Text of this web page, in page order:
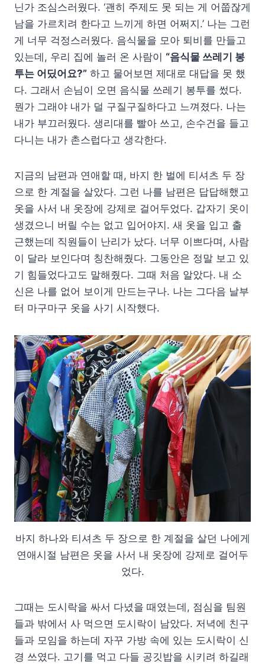
닌가 조심스러웠다. ‘괜히 주제도 못 되는 게 어쭙잖게
남을 가르치려 한다고 느끼게 하면 어쩌지.’ 나는 그런
게 너무 걱정스러웠다. 음식물을 모아 퇴비를 만들고
있는데, 우리 집에 놀러 온 사람이 “음식물 쓰레기 봉
투는 어딨어요?” 하고 물어보면 제대로 대답을 못 했
다. 그래서 손님이 오면 음식물 쓰레기 봉투를 썼다.
뭔가 그래야 내가 덜 구질구질하다고 느껴졌다. 나는
내가 부끄러웠다. 생리대를 빨아 쓰고, 손수건을 들고
다니는 내가 촌스럽다고 생각한다.
지금의 남편과 연애할 때, 바지 한 벌에 티셔츠 두 장
으로 한 계절을 살았다. 그런 나를 남편은 답답해했고
옷을 사서 내 옷장에 강제로 걸어두었다. 갑자기 옷이
생겼으니 버릴 수는 없고 입어야지. 새 옷을 입고 출
근했는데 직원들이 난리가 났다. 너무 이쁘다며, 사람
이 달라 보인다며 칭찬해줬다. 그동안은 정말 보고 있
기 힘들었다고도 말해줬다. 그때 처음 알았다. 내 소
신은 나를 없어 보이게 만드는구나. 나는 그다음 날부
터 마구마구 옷을 사기 시작했다.
바지 하나와 티셔츠 두 장으로 한 계절을 살던 나에게
연애시절 남편은 옷을 사서 내 옷장에 강제로 걸어두
었다.
그때는 도시락을 싸서 다녔을 때였는데, 점심을 팀원
들과 밖에서 사 먹으면 도시락이 남았다. 저녁에 친구
들과 모임을 하는데 자꾸 가방 속에 있는 도시락이 신
경 쓰였다. 고기를 먹고 다들 공깃밥을 시키려 하길래